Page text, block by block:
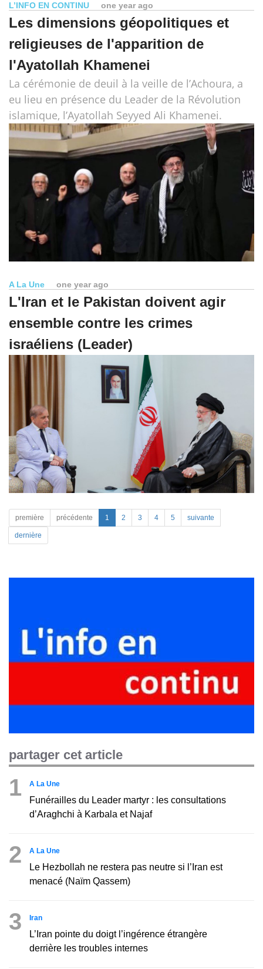
L’INFO EN CONTINU one year ago
Les dimensions géopolitiques et
religieuses de l'apparition de
l'Ayatollah Khamenei
La cérémonie de deuil à la veille de l’Achoura, a
eu lieu en présence du Leader de la Révolution
islamique, l’Ayatollah Seyyed Ali Khamenei.
A La Une one year ago
L'Iran et le Pakistan doivent agir
ensemble contre les crimes
israéliens (Leader)
première précédente 1 2 3 4 5 suivante
dernière
partager cet article
1 A La Une
Funérailles du Leader martyr : les consultations
d’Araghchi à Karbala et Najaf
2 A La Une
Le Hezbollah ne restera pas neutre si l’Iran est
menacé (Naïm Qassem)
3 Iran
L’Iran pointe du doigt l’ingérence étrangère
derrière les troubles internes